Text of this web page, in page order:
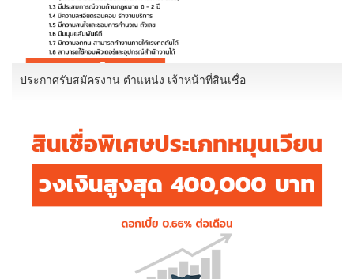
ประกาศรับสมัครงาน ตำแหน่ง เจ้าหน้าที่สินเชื่อ